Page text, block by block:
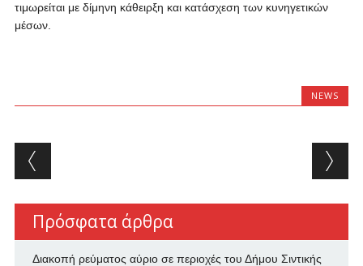
τιμωρείται με δίμηνη κάθειρξη και κατάσχεση των κυνηγετικών
μέσων.
NEWS
Post navigation
Πρόσφατα άρθρα
Διακοπή ρεύματος αύριο σε περιοχές του Δήμου Σιντικής